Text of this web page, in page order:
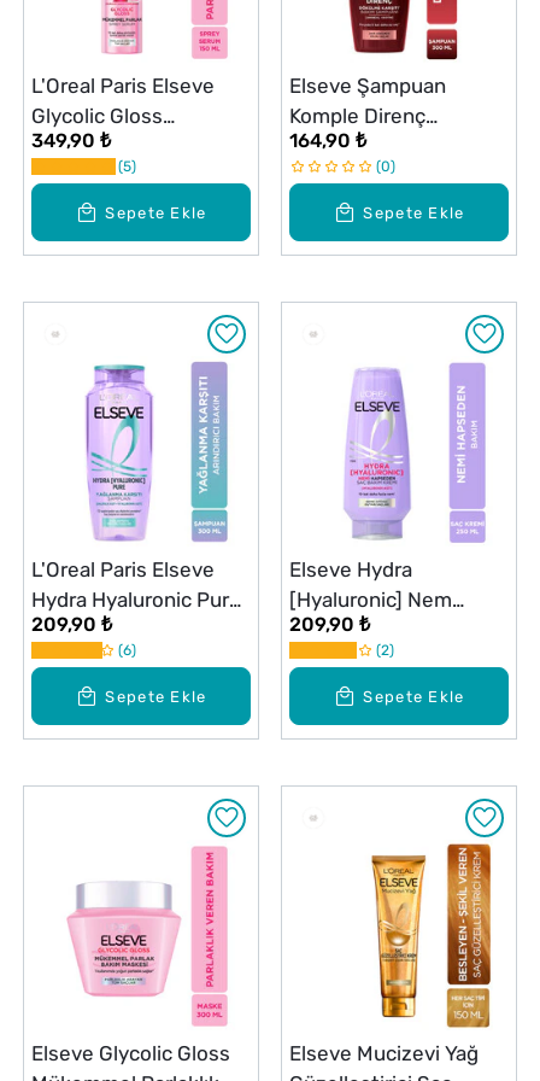
Sepete Ekle
L'Oreal Paris Elseve
Glycolic Gloss
Mükemmel Parlaklık
Veren Saç Bakım Sprey
Serumu 150 ml
349,90 ₺
5
Sepete Ekle
Elseve Şampuan
Komple Direnç
Dökülme Karşıtı 300 ml
164,90 ₺
0
Sepete Ekle
L'Oreal Paris Elseve
Hydra Hyaluronic Pure
Salisilik Asit İçeren
Yağlanma Karşıtı
Arındırıcı Şampuan 300
ml
209,90 ₺
6
Sepete Ekle
Elseve Hydra
[Hyaluronic] Nem
Dolduran Saç Bakım
Kremi 250 ml
209,90 ₺
2
Elseve Glycolic Gloss
Elseve Mucizevi Yağ